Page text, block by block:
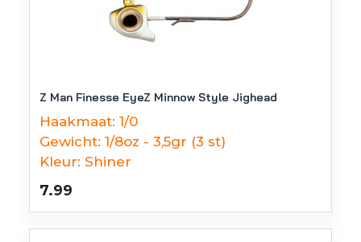
Z Man Finesse EyeZ Minnow Style Jighead
Haakmaat: 1/0
Gewicht: 1/8oz - 3,5gr (3 st)
Kleur: Shiner
7.99